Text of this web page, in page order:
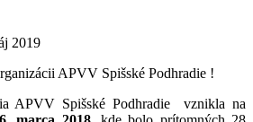
2019
APVV Spišské Podhradie !
APVV Spišské Podhradie vznikla na